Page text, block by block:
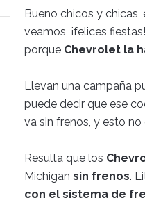
Bueno chicos y
veamos, ¡felices
porque Chevrolet la
Llevan una campaña
puede decir que ese
va sin frenos, y esto
Resulta que los
Michigan sin frenos.
con el sistema de